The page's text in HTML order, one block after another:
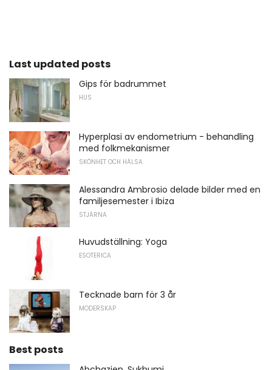
Last updated posts
Gips för badrummet
HUS
Hyperplasi av endometrium - behandling
med folkmekanismer
SKÖNHET OCH HÄLSA
Alessandra Ambrosio delade bilder med en
familjesemester i Ibiza
STJÄRNA
Huvudställning: Yoga
ESOTERICA
Tecknade barn för 3 år
MODERSKAP
Best posts